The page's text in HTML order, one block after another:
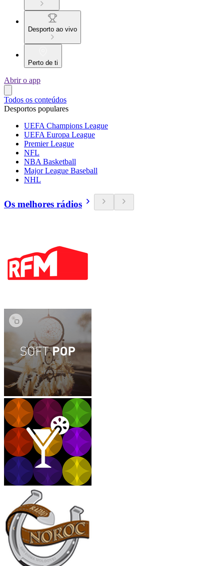
Desporto ao vivo
Perto de ti
Abrir o app
Todos os conteúdos
Desportos populares
UEFA Champions League
UEFA Europa League
Premier League
NFL
NBA Basketball
Major League Baseball
NHL
Os melhores rádios